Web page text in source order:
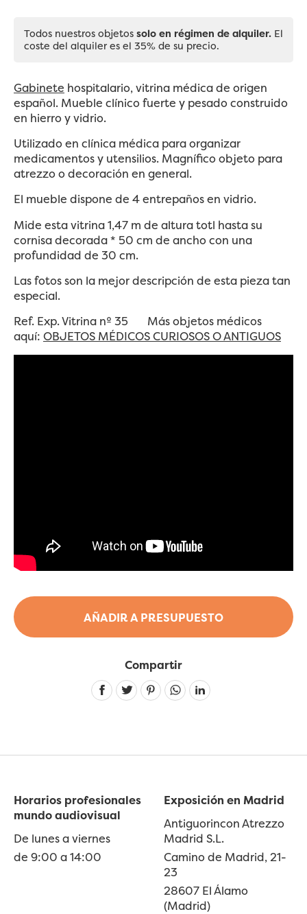
AÑADIR A PRESUPUESTO
Todos nuestros objetos solo en régimen de alquiler. El
coste del alquiler es el 35% de su precio.
Gabinete hospitalario, vitrina médica de origen
español. Mueble clínico fuerte y pesado construido
en hierro y vidrio.
Utilizado en clínica médica para organizar
medicamentos y utensilios. Magnífico objeto para
atrezzo o decoración en general.
El mueble dispone de 4 entrepaños en vidrio.
Mide esta vitrina 1,47 m de altura totl hasta su
cornisa decorada * 50 cm de ancho con una
profundidad de 30 cm.
Las fotos son la mejor descripción de esta pieza tan
especial.
Ref. Exp. Vitrina nº 35 Más objetos médicos
aquí: OBJETOS MÉDICOS CURIOSOS O ANTIGUOS
Compartir
Linkedin
Horarios profesionales
mundo audiovisual
De lunes a viernes
de 9:00 a 14:00
Exposición en Madrid
Antiguorincon Atrezzo
Madrid S.L.
Camino de Madrid, 21-
23
28607 El Álamo
(Madrid)